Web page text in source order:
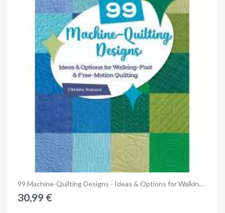
Anteprima 99 Machine-Quilting Designs - Ideas & Options for Walking-Foot & Free-Motion Quiltingby Christa Watson - Martingale
30,99 €